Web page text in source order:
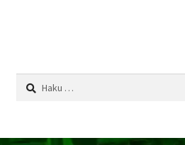
Haku: